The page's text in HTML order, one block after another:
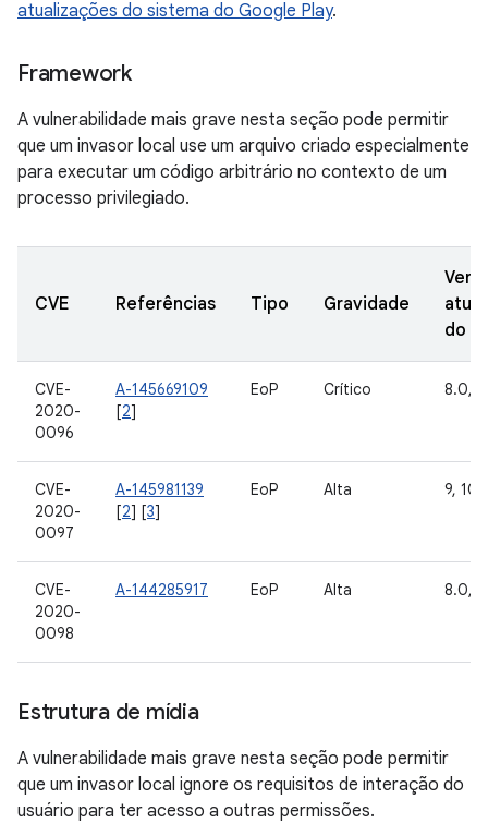
atualizações do sistema do Google Play.
Framework
A vulnerabilidade mais grave nesta seção pode permitir
que um invasor local use um arquivo criado especialmente
para executar um código arbitrário no contexto de um
processo privilegiado.
CVE Referências Tipo Gravidade
do
CVE-
2020-
0096
A-145669109
[2]
EoP Crítico 8.0,
CVE-
2020-
0097
A-145981139
[2] [3]
EoP Alta 9, 10
CVE-
2020-
0098
A-144285917 EoP Alta 8.0,
Estrutura de mídia
A vulnerabilidade mais grave nesta seção pode permitir
que um invasor local ignore os requisitos de interação do
usuário para ter acesso a outras permissões.